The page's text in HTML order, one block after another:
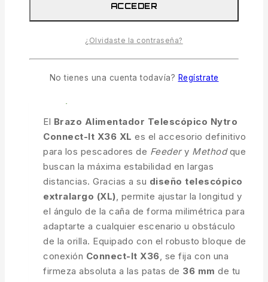
Brazo Alimentador Telescópico Nytro
44.95€ IVA incl.
El Brazo Alimentador Telescópico Nytro
Connect-It X36 XL es el accesorio definitivo
para los pescadores de Feedery Methodque
buscan la máxima estabilidad en largas
distancias. Gracias a su diseño telescópico
extralargo (XL) , permite ajustar la longitud y
el ángulo de la caña de forma milimétrica para
adaptarte a cualquier escenario u obstáculo
de la orilla. Equipado con el robusto bloque de
conexión Connect-It X36 , se fija con una
firmeza absoluta a las patas de 36 mm de tu
ACCEDER
¿Olvidaste la contraseña?
No tienes una cuenta todavía? Regístrate